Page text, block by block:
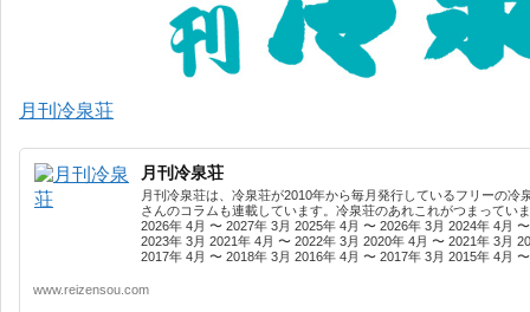
月刊冷泉荘
月刊冷泉荘
月刊冷泉荘は、冷泉荘が2010年から毎月発行しているフリーの
さんのコラムも連載しています。冷泉荘のあれこれがつまってい
2026年 4月 〜 2027年 3月 2025年 4月 〜 2026年 3月 2024年 4月
2023年 3月 2021年 4月 〜 2022年 3月 2020年 4月 〜 2021年 3月
2017年 4月 〜 2018年 3月 2016年 4月 〜 2017年 3月 2015年 4月
www.reizensou.com